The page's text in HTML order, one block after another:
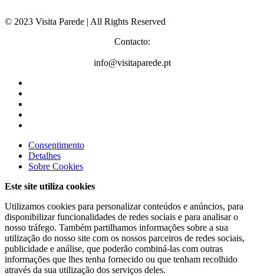
© 2023 Visita Parede | All Rights Reserved
Contacto:
info@visitaparede.pt
Consentimento
Detalhes
Sobre Cookies
Este site utiliza cookies
Utilizamos cookies para personalizar conteúdos e anúncios, para
disponibilizar funcionalidades de redes sociais e para analisar o
nosso tráfego. Também partilhamos informações sobre a sua
utilização do nosso site com os nossos parceiros de redes sociais,
publicidade e análise, que poderão combiná-las com outras
informações que lhes tenha fornecido ou que tenham recolhido
através da sua utilização dos serviços deles.